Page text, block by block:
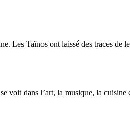
Les Taïnos ont laissé des traces
se voit dans l’art, la musique, la